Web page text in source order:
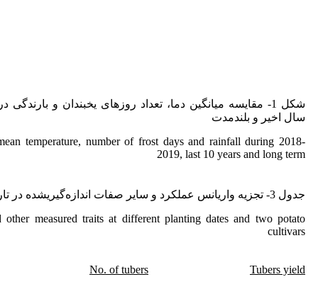
سال اخیر و بلندمدت
temperature, number of frost days and rainfall during 2018-
2019, last 10 years and long term
جدول 3- تجزیه واریانس عملکرد و سایر صفات اندازه‌گیری­شده در تاریخ‌های مختلف کاشت و دو رقم سیب‌زمینی
measured traits at different planting dates and two potato
cultivars
Tubers yield
No. of tubers